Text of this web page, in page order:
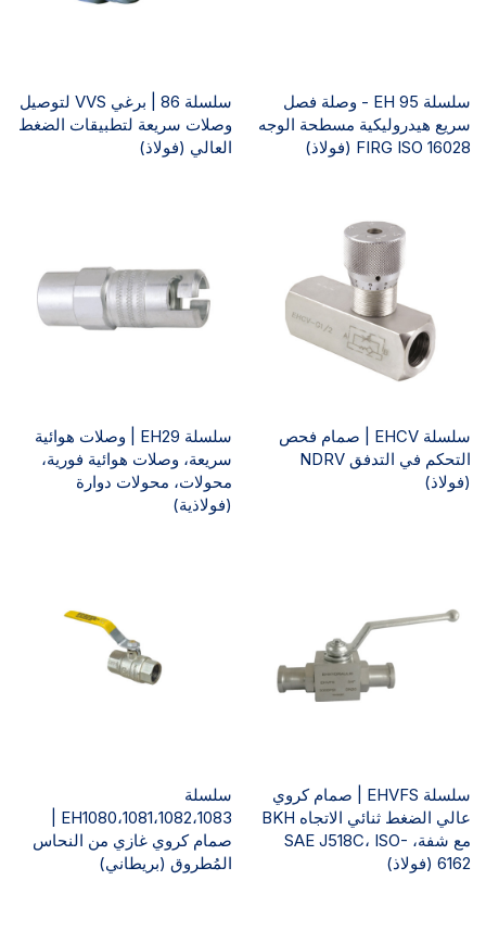
سلسلة EH 95 - وصلة فصل
سريع هيدروليكية مسطحة الوجه
FIRG ISO 16028 (فولاذ)
سلسلة 86 | برغي VVS لتوصيل
وصلات سريعة لتطبيقات الضغط
العالي (فولاذ)
سلسلة EHCV | صمام فحص
التحكم في التدفق NDRV
(فولاذ)
سلسلة EH29 | وصلات هوائية
سريعة، وصلات هوائية فورية،
محولات، محولات دوارة
(فولاذية)
سلسلة EHVFS | صمام كروي
عالي الضغط ثنائي الاتجاه BKH
مع شفة، SAE J518C، ISO-
6162 (فولاذ)
سلسلة
صمام كروي غازي من النحاس
المُطروق (بريطاني)